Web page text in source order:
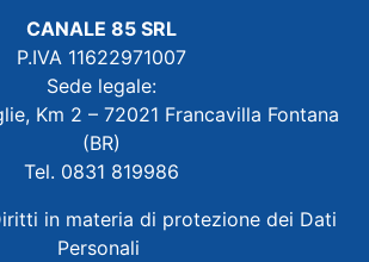
CANALE 85 SRL
P.IVA 11622971007
Sede legale:
Km 2 – 72021 Francavilla Fontana
(BR)
Tel. 0831 819986
in materia di protezione dei Dati
Personali